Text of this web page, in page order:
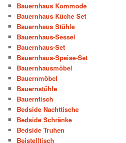
Bauernhaus Kommode
Bauernhaus Küche Set
Bauernhaus Stühle
Bauernhaus-Sessel
Bauernhaus-Set
Bauernhaus-Speise-Set
Bauernhausmöbel
Bauernmöbel
Bauernstühle
Bauerntisch
Bedside Nachttische
Bedside Schränke
Bedside Truhen
Beistelltisch